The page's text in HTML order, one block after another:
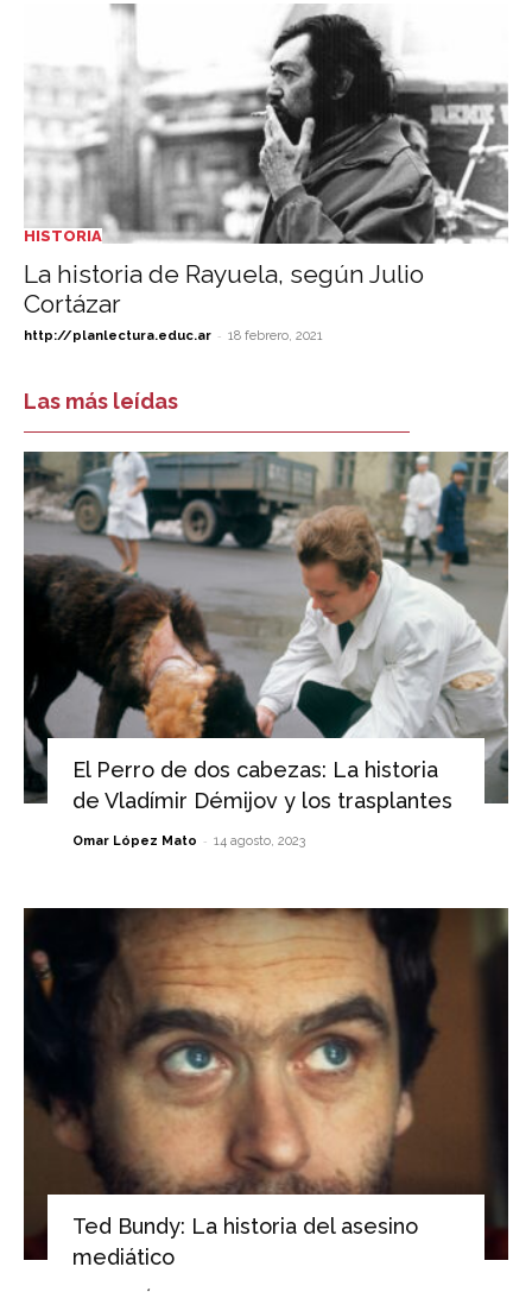
HISTORIA
La historia de Rayuela, según Julio
Cortázar
http://planlectura.educ.ar - 18 febrero, 2021
Las más leídas
El Perro de dos cabezas: La historia
de Vladímir Démijov y los trasplantes
Omar López Mato - 14 agosto, 2023
Ted Bundy: La historia del asesino
mediático